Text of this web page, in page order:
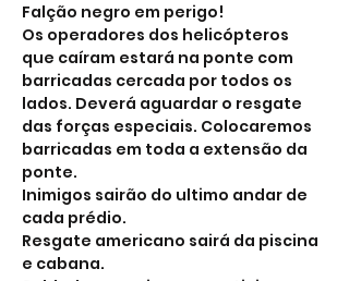
Falção negro em perigo!
Os operadores dos helicópteros
que caíram estará na ponte com
barricadas cercada por todos os
lados. Deverá aguardar o resgate
das forças especiais. Colocaremos
barricadas em toda a extensão da
ponte.
Inimigos sairão do ultimo andar de
cada prédio.
Resgate americano sairá da piscina
e cabana.